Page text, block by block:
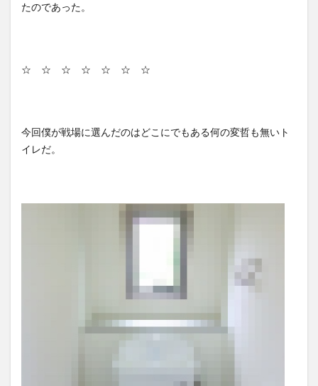
たのであった。
☆ ☆ ☆ ☆ ☆ ☆ ☆
今回僕が戦場に選んだのはどこにでもある何の変哲も無いト
イレだ。